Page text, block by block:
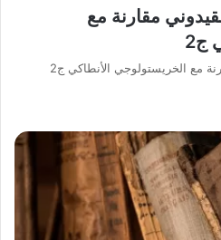
مقارنة مع
ج2
مع الخريستولوجي الأنطاكي ج2